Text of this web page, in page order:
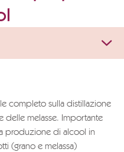
completo sulla distillazione
delle melasse. Importante
produzione di alcool in
(grano e melassa)